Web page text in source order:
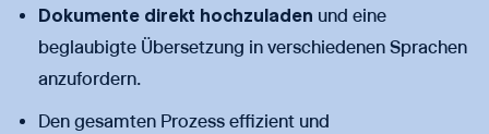
Dokumente direkt hochzuladen und eine
beglaubigte Übersetzung in verschiedenen Sprachen
anzufordern.
Den gesamten Prozess effizient und